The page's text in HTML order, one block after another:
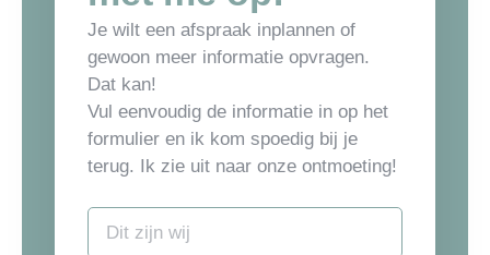
Je wilt een afspraak inplannen of
gewoon meer informatie opvragen.
Dat kan!
Vul eenvoudig de informatie in op het
formulier en ik kom spoedig bij je
terug. Ik zie uit naar onze ontmoeting!